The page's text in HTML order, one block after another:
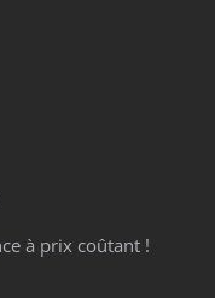
à prix coûtant !